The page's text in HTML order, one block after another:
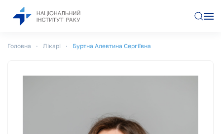
Головна Лікарі Буртна Алевтина Сергіївна